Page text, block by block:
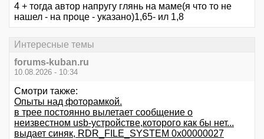
4 + тогда автор напругу глянь на маме(я что то не
нашел - на проце - указано)1,65- ил 1,8
Интересные темы
forums-kuban.ru
10.08.2026 - 10:34
Смотри также:
Опыты над фоторамкой.
в трее постоянно вылетает сообщение о
неизвестном usb-устройстве,которого как бы нет...
выдает синяк, RDR_FILE_SYSTEM 0x00000027